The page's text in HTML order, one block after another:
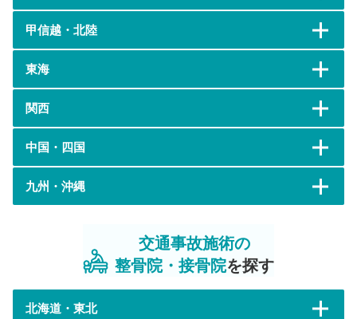
甲信越・北陸
東海
関西
中国・四国
九州・沖縄
交通事故施術の
整骨院・接骨院を探す
北海道・東北